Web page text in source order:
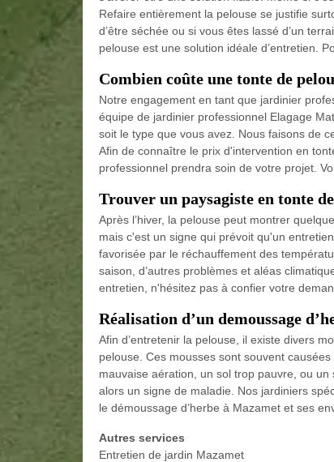
Refaire entièrement la pelouse se justifie
d’être séchée ou si vous êtes lassé d’un
pelouse est une solution idéale d’entretien.
Combien coûte une tonte de
Notre engagement en tant que jardinier
équipe de jardinier professionnel Elagage
soit le type que vous avez. Nous faisons de
Afin de connaître le prix d'intervention en
professionnel prendra soin de votre projet.
Trouver un paysagiste en tonte
Après l’hiver, la pelouse peut montrer
mais c'est un signe qui prévoit qu'un
favorisée par le réchauffement des
saison, d’autres problèmes et aléas
entretien, n'hésitez pas à confier votre
Réalisation d’un demoussage
Afin d’entretenir la pelouse, il existe divers
pelouse. Ces mousses sont souvent
mauvaise aération, un sol trop pauvre, ou
alors un signe de maladie. Nos jardiniers
le démoussage d’herbe à Mazamet et ses
Autres services
Entretien de jardin Mazamet